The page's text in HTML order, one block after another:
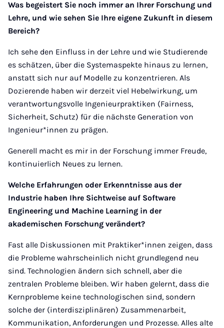
Was begeistert Sie noch immer an Ihrer Forschung und
Lehre, und wie sehen Sie Ihre eigene Zukunft in diesem
Bereich?
Ich sehe den Einfluss in der Lehre und wie Studierende
es schätzen, über die Systemaspekte hinaus zu lernen,
anstatt sich nur auf Modelle zu konzentrieren. Als
Dozierende haben wir derzeit viel Hebelwirkung, um
verantwortungsvolle Ingenieurpraktiken (Fairness,
Sicherheit, Schutz) für die nächste Generation von
Ingenieur*innen zu prägen.
Generell macht es mir in der Forschung immer Freude,
kontinuierlich Neues zu lernen.
Welche Erfahrungen oder Erkenntnisse aus der
Industrie haben Ihre Sichtweise auf Software
Engineering und Machine Learning in der
akademischen Forschung verändert?
Fast alle Diskussionen mit Praktiker*innen zeigen, dass
die Probleme wahrscheinlich nicht grundlegend neu
sind. Technologien ändern sich schnell, aber die
zentralen Probleme bleiben. Wir haben gelernt, dass die
Kernprobleme keine technologischen sind, sondern
solche der (interdisziplinären) Zusammenarbeit,
Kommunikation, Anforderungen und Prozesse. Alles alte